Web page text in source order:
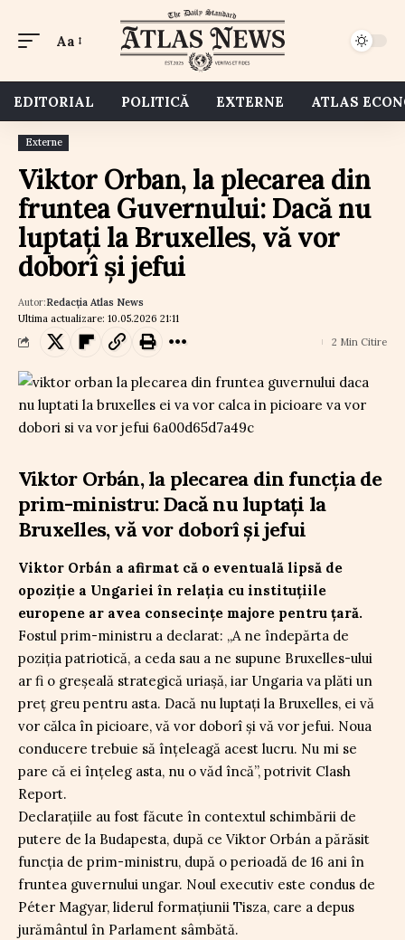
Aa
EDITORIAL POLITICĂ EXTERNE ATLAS
Externe
Viktor Orban, la plecarea din
fruntea Guvernului: Dacă nu
luptați la Bruxelles, vă vor
doborî și jefui
Ultima actualizare: 10.05.2026 21:11
Autor:Redacția Atlas News
2 Min Citire
Viktor Orbán, la plecarea din funcția de
prim-ministru: Dacă nu luptați la
Bruxelles, vă vor doborî și jefui
Viktor Orbán a afirmat că o eventuală lipsă de
opoziție a Ungariei în relația cu instituțiile
europene ar avea consecințe majore pentru țară.
Fostul prim-ministru a declarat: „A ne îndepărta de
poziția patriotică, a ceda sau a ne supune Bruxelles-ului
ar fi o greșeală strategică uriașă, iar Ungaria va plăti un
preț greu pentru asta. Dacă nu luptați la Bruxelles, ei vă
vor călca în picioare, vă vor doborî și vă vor jefui. Noua
conducere trebuie să înțeleagă acest lucru. Nu mi se
pare că ei înțeleg asta, nu o văd încă”, potrivit Clash
Report.
Declarațiile au fost făcute în contextul schimbării de
putere de la Budapesta, după ce Viktor Orbán a părăsit
funcția de prim-ministru, după o perioadă de 16 ani în
fruntea guvernului ungar. Noul executiv este condus de
Péter Magyar, liderul formațiunii Tisza, care a depus
jurământul în Parlament sâmbătă.